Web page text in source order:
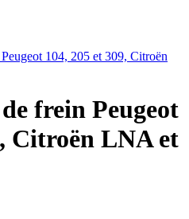
frein Peugeot
Citroën LNA et